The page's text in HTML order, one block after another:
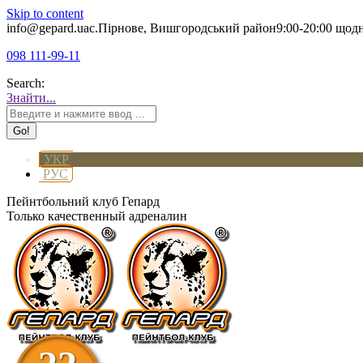
Skip to content
info@gepard.uaс.Пірнове, Вишгородський район9:00-20:00
098 111-99-11
Search:
Знайти...
УКР
РУС
Пейнтбольний клуб Гепард
Только качественный адреналин